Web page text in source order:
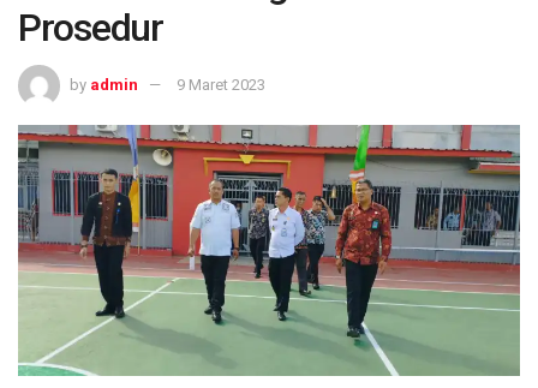
Prosedur
by admin 9 Maret 2023